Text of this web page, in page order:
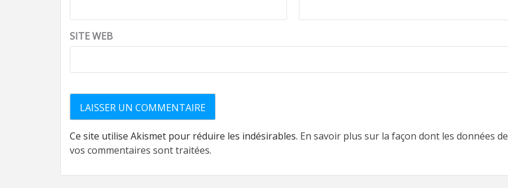
SITE WEB
Ce site utilise Akismet pour réduire les indésirables. En savoir plus sur la façon dont les données de
vos commentaires sont traitées.